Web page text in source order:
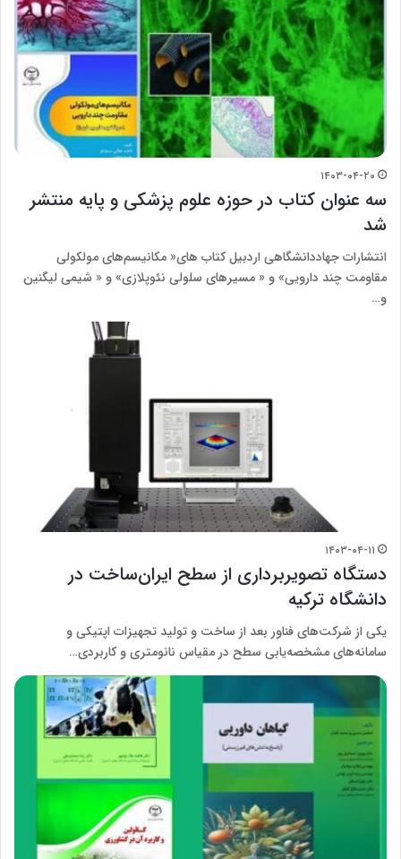
۱۴۰۳-۰۴-۲۰
سه عنوان کتاب در حوزه علوم پزشکی و پایه منتشر
شد
انتشارات جهاددانشگاهی اردبیل کتاب های« مکانیسم‌های مولکولی
مقاومت چند دارویی» و « مسیرهای سلولی نئوپلازی» و « شیمی لیگنین
و…
۱۴۰۳-۰۴-۱۱
دستگاه تصویربرداری از سطح ایران‌ساخت در
دانشگاه ترکیه
یکی از شرکت‌های فناور بعد از ساخت و تولید تجهیزات اپتیکی و
سامانه‌های مشخصه‌یابی سطح در مقیاس نانومتری و کاربردی…